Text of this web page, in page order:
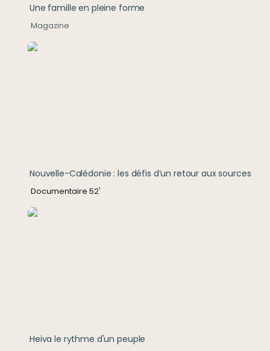
Une famille en pleine forme
Magazine
Nouvelle-Calédonie : les défis d’un retour aux
Nouvelle-Calédonie : les défis d’un retour aux sources
Documentaire 52'
Heiva le rythme d'un peuple
Heiva le rythme d'un peuple